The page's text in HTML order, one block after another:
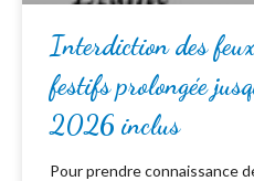
Interdiction des
festifs prolongée
2026 inclus
Pour prendre connaissance